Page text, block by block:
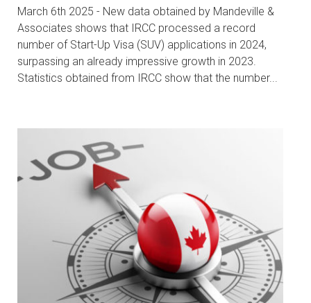
March 6th 2025 - New data obtained by Mandeville &
Associates shows that IRCC processed a record
number of Start-Up Visa (SUV) applications in 2024,
surpassing an already impressive growth in 2023.
Statistics obtained from IRCC show that the number...